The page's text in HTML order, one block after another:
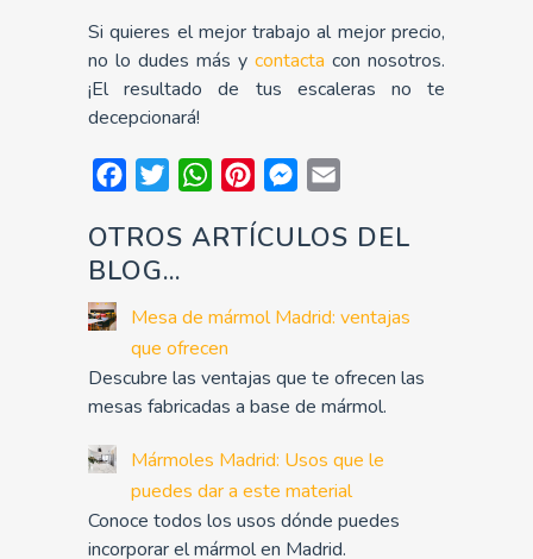
Si quieres el mejor trabajo al mejor precio,
no lo dudes más y contacta con nosotros.
¡El resultado de tus escaleras no te
decepcionará!
FacebookTwitterWhatsAppPinterestMessenger
OTROS ARTÍCULOS DEL
BLOG...
Mesa de mármol Madrid: ventajas
que ofrecen
Descubre las ventajas que te ofrecen las
mesas fabricadas a base de mármol.
Mármoles Madrid: Usos que le
puedes dar a este material
Conoce todos los usos dónde puedes
incorporar el mármol en Madrid.